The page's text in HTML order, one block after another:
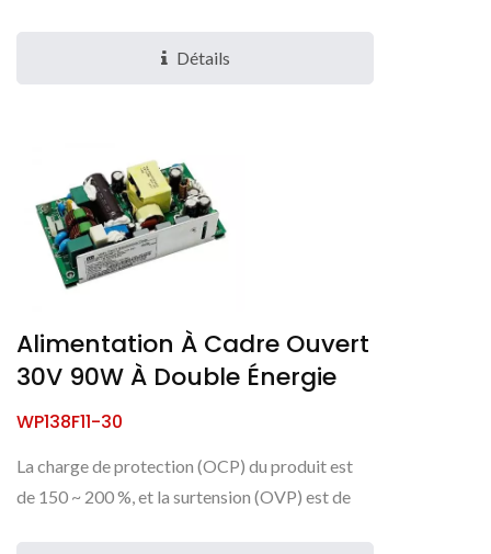
Détails
Alimentation À Cadre Ouvert
30V 90W À Double Énergie
WP138F11-30
La charge de protection (OCP) du produit est
de 150 ~ 200 %, et la surtension (OVP) est de